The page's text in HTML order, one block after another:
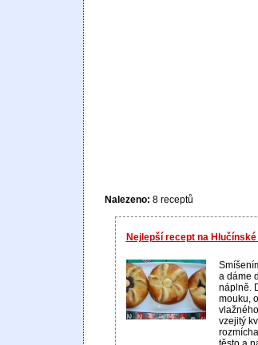
Nalezeno: 8 receptů
Nejlepší recept na
a dáme
náplně.
mouku,
vzejitý